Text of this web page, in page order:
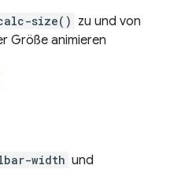
size() zu und von
Größe animieren
width und